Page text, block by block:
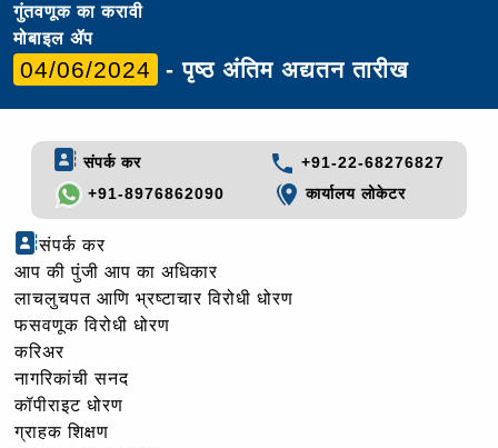
गुंतवणूक का करावी
मोबाइल ॲप
04/06/2024 - पृष्ठ अंतिम अद्यतन तारीख
संपर्क कर
+91-22-68276827
+91-8976862090
कार्यालय लोकेटर
संपर्क कर
आप की पुंजी आप का अधिकार
लाचलुचपत आणि भ्रष्टाचार विरोधी धोरण
फसवणूक विरोधी धोरण
करिअर
नागरिकांची सनद
कॉपीराइट धोरण
ग्राहक शिक्षण